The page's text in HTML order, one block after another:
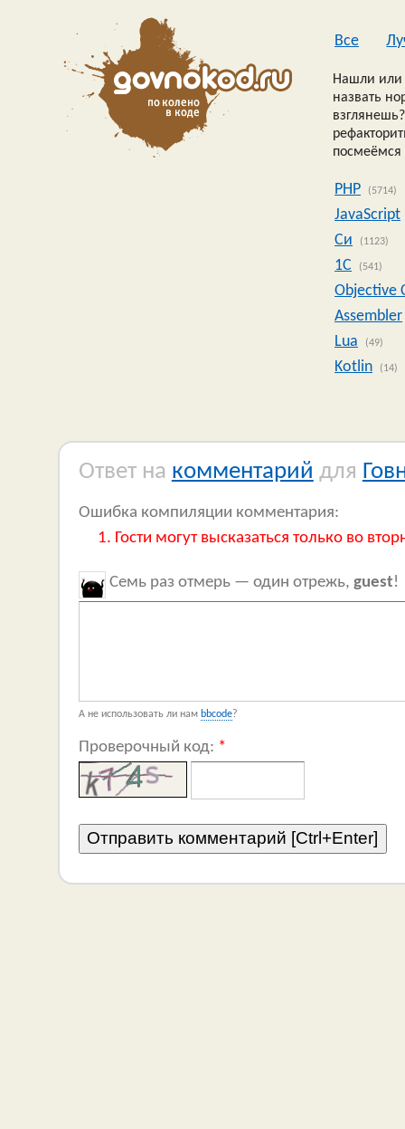
Все
Нашли или
назвать
посмеёмся
PHP (5714)
JavaScript
Си
(1123)
1C (541)
Objective
Assembler
Lua
(49)
Kotlin (14)
Ответ на комментарий для
Ошибка компиляции комментария:
Гости могут высказаться только во
Семь раз отмерь — один отрежь, guest!
А не использовать ли нам bbcode?
Проверочный код: *